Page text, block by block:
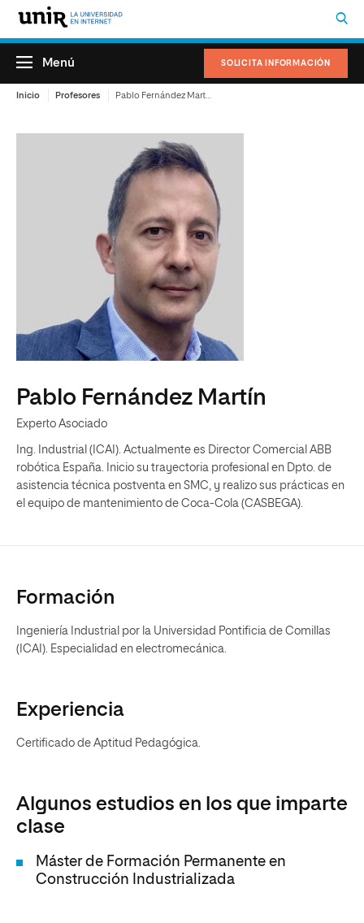
SOLICITA INFORMACIÓN
Menú
Inicio Profesores
Pablo Fernández Martín
Experto Asociado
Ing. Industrial (ICAI). Actualmente es Director Comercial ABB
robótica España. Inicio su trayectoria profesional en Dpto. de
asistencia técnica postventa en SMC, y realizo sus prácticas en
el equipo de mantenimiento de Coca-Cola (CASBEGA).
Formación
Ingeniería Industrial por la Universidad Pontificia de Comillas
(ICAI). Especialidad en electromecánica.
Experiencia
Certificado de Aptitud Pedagógica.
Algunos estudios en los que imparte
clase
Máster de Formación Permanente en
Construcción Industrializada